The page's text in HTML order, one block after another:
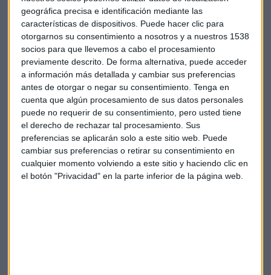
geográfica precisa e identificación mediante las
características de dispositivos. Puede hacer clic para
otorgarnos su consentimiento a nosotros y a nuestros 1538
socios para que llevemos a cabo el procesamiento
previamente descrito. De forma alternativa, puede acceder
a información más detallada y cambiar sus preferencias
antes de otorgar o negar su consentimiento. Tenga en
cuenta que algún procesamiento de sus datos personales
puede no requerir de su consentimiento, pero usted tiene
el derecho de rechazar tal procesamiento. Sus
preferencias se aplicarán solo a este sitio web. Puede
cambiar sus preferencias o retirar su consentimiento en
cualquier momento volviendo a este sitio y haciendo clic en
el botón "Privacidad" en la parte inferior de la página web.
Ana Botín con Héctor Grisi
Subida tipos en julio e inflación en el
8,6%
La inflación en la eurozona ha alcanzado en el mes de junio
de 2022 el 8,6% (dato adelantado). En el entorno que vive la
Eurozona de fuerte tensión en la escalda de precios, el BCE
ya ha comunicado que subirá los tipos de interés en su
reunión del 21 de julio.
Los beneficios caídos del cielo también son para
minoristas